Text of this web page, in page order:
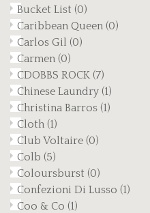
Bucket List (0)
Caribbean Queen (0)
Carlos Gil (0)
Carmen (0)
CDOBBS ROCK(7)
Chinese Laundry (1)
Christina Barros (1)
Cloth (1)
Club Voltaire (0)
Colb (5)
Coloursburst (0)
Confezioni Di Lusso (1)
Coo & Co (1)